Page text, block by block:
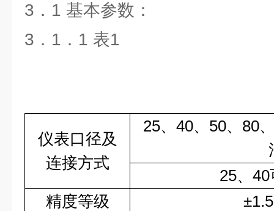
3．1 基本参数：
3．1．1 表1
仪表口径及
连接方式
25、40、50、80
25、
精度等级